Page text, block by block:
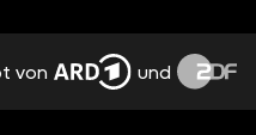
ANDERE WELT
von und